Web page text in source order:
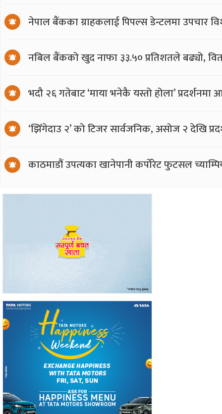
नेपाल बैंकका ग्राहकलाई पिपल्स डेन्टलमा उपचार
नबिल बैंकको खुद नाफा ३३.५० प्रतिशतले बढ्यो,
भदौ २६ गतेबाट ‘माया भनेकै यस्तो होला’ प्रदर्शनमा
‘झिँगेदाउ २’ को टिजर सार्वजनिक, असोज २ देखि
काठमाडौं उपत्यका खानेपानी कर्पोरेट फुटसल